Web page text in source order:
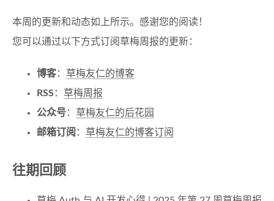
本周的更新和动态如上所示。感谢您的阅读！
您可以通过以下方式订阅草梅周报的更新：
博客： 草梅友仁的博客
RSS： 草梅周报
公众号： 草梅友仁的后花园
邮箱订阅 ： 草梅友仁的博客订阅
往期回顾